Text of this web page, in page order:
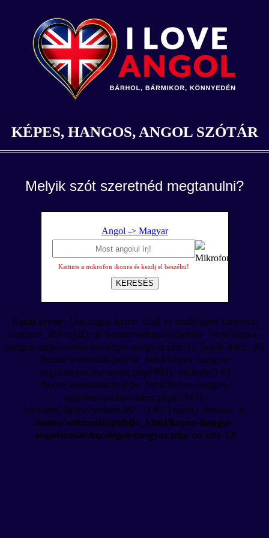
KÉPES, HANGOS, ANGOL SZÓTÁR
Melyik szót szeretnéd megtanulni?
Angol -> Magyar
Kattints a mikrofon ikonra és kezdj el beszélni!
KERESÉS
Fatal error: Uncaught Error: Call to undefined function
connect_dbEng2() in /home/webmulti/public_html/kepes-
hangos-angolszotar.hu/angol-magyar.php:12 Stack trace: #0
/home/webmulti/public_html/kepes-hangos-
angolszotar.hu/szotar.php(892): include() #1
/home/webmulti/public_html/kepes-hangos-
angolszotar.hu/index.php(2349):
include('/home/webmulti/...') #2 {main} thrown in
/home/webmulti/public_html/kepes-hangos-
angolszotar.hu/angol-magyar.php on line 12